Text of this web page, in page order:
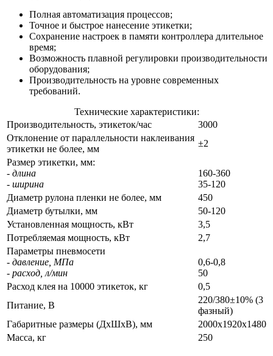
Полная автоматизация процессов;
Точное и быстрое нанесение этикетки;
Сохранение настроек в памяти контроллера длительное
время;
Возможность плавной регулировки производительности
оборудования;
Производительность на уровне современных
требований.
Технические характеристики:
Производительность, этикеток/час
3000
Отклонение от параллельности наклеивания
этикетки не более, мм
±2
Размер этикетки, мм:
- длина
- ширина
160-360
35-120
Диаметр рулона пленки не более, мм
450
Диаметр бутылки, мм
50-120
Установленная мощность, кВт
3,5
Потребляемая мощность, кВт
2,7
Параметры пневмосети
- давление, МПа
- расход, л/мин
0,6-0,8
50
Расход клея на 10000 этикеток, кг
0,5
Питание, В
220/380±10% (3
фазный)
Габаритные размеры (ДхШхВ), мм
2000х1920х1480
Масса, кг
250